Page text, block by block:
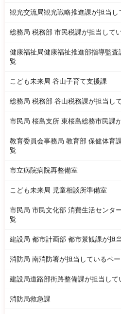
観光交流局観光戦略推進課が担当し
総務局 税務部 市民税課が担当して
健康福祉局健康福祉推進部指導監
覧
こども未来局 谷山子育て支援課
総務局 税務部 谷山税務課が担当し
市民局 桜島支所 東桜島総務市民課
教育委員会事務局 教育部 保健体育
覧
市立病院病院再整備室
こども未来局 児童相談所準備室
市民局 市民文化部 消費生活センタ
覧
建設局 都市計画部 都市景観課が担
消防局 南消防署が担当しているペ
建設局道路部街路整備課が担当して
消防局救急課